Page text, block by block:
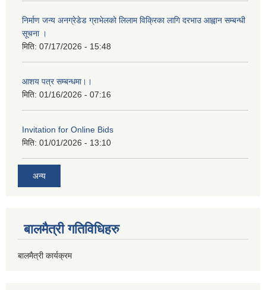
निर्माण जन्य अनग्रेडेड ग्राभेलको लिलाम विक्रिका लागि दरभाउ आह्वान सम्बन्धी
सूचना ।
मिति: 07/17/2026 - 15:48
आशय पत्र सम्बन्धमा।।
मिति: 01/16/2026 - 07:16
Invitation for Online Bids
मिति: 01/01/2026 - 13:10
अन्य
बालमैत्री गतिविधिहरु
बालमैत्री कार्यक्रम